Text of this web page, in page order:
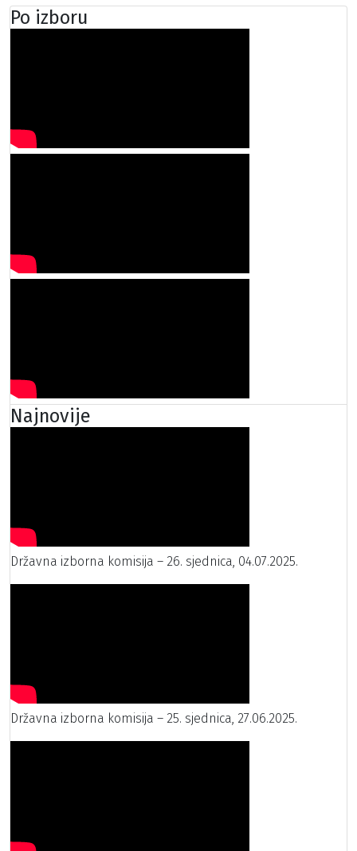
Po izboru
Najnovije
Državna izborna komisija – 26. sjednica, 04.07.2025.
Državna izborna komisija – 25. sjednica, 27.06.2025.